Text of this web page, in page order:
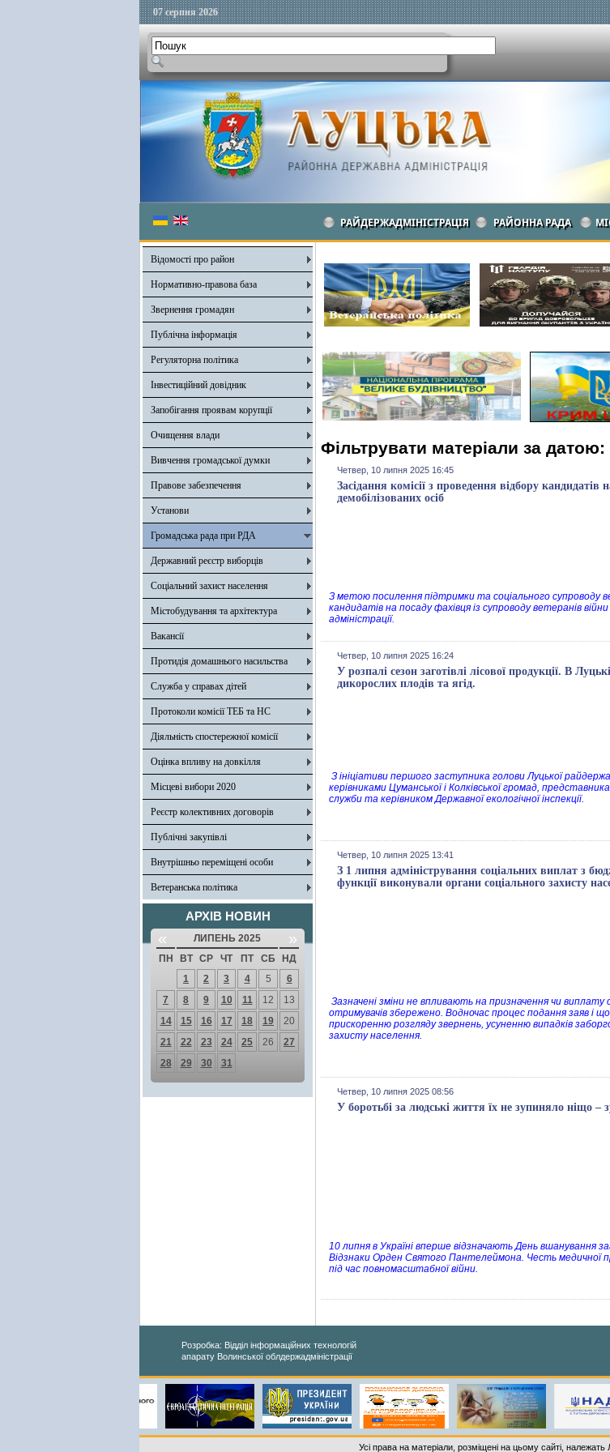
07 серпня 2026
РАЙДЕРЖАДМІНІСТРАЦІЯ РАЙОННА РАДА
Відомості про район
Нормативно-правова база
Звернення громадян
Публічна інформація
Регуляторна політика
Інвестиційний довідник
Запобігання проявам корупції
Очищення влади
Вивчення громадської думки
Правове забезпечення
Установи
Громадська рада при РДА
Державний реєстр виборців
Соціальний захист населення
Містобудування та архітектура
Вакансії
Протидія домашнього насильства
Служба у справах дітей
Протоколи комісії ТЕБ та НС
Діяльність спостережної комісії
Оцінка впливу на довкілля
Місцеві вибори 2020
Реєстр колективних договорів
Публічні закупівлі
Внутрішньо переміщені особи
Ветеранська політика
АРХІВ НОВИН
« ЛИПЕНЬ 2025 »
ПН ВТ СР ЧТ ПТ СБ
НД
1
2 3 4 5
6
7
8 9 10 11 12
13
14
15 16 17 18 19
20
21
22 23 24 25 26
27
28
29 30 31
Фільтрувати матеріали за
Четвер, 10 липня 2025 16:45
Засідання комісії з проведення відбору
демобілізованих осіб
З метою посилення підтримки та соціального супроводу
кандидатів на посаду фахівця із супроводу ветеранів
адміністрації.
Четвер, 10 липня 2025 16:24
У розпалі сезон заготівлі лісової продукції. В
дикорослих плодів та ягід.
З ініціативи першого заступника голови Луцької
керівниками Цуманської і Колківської громад,
служби та керівником Державної екологічної інспекції.
Четвер, 10 липня 2025 13:41
З 1 липня адміністрування соціальних виплат з
функції виконували органи соціального захисту
Зазначені зміни не впливають на призначення чи
отримувачів збережено. Водночас процес подання заяв і
прискоренню розгляду звернень, усуненню випадків
захисту населення.
Четвер, 10 липня 2025 08:56
У боротьбі за людські життя їх не зупиняло ніщо –
10 липня в Україні вперше відзначають День вшанування
Відзнаки Орден Святого Пантелеймона. Честь медичної
під час повномасштабної війни.
Розробка: Відділ інформаційних технологій
апарату Волинської облдержадміністрації
Усі права на матеріали, розміщені на цьому сайті, належать